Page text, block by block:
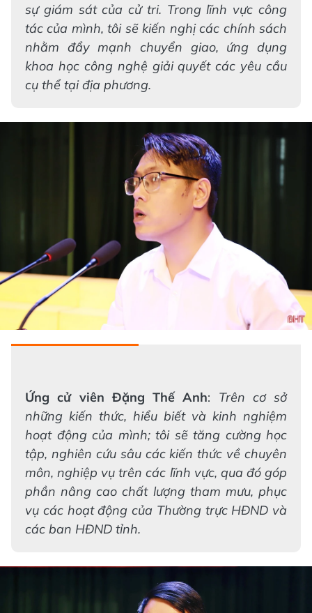
sự giám sát của cử tri. Trong lĩnh vực công
tác của mình, tôi sẽ kiến nghị các chính sách
nhằm đẩy mạnh chuyển giao, ứng dụng
khoa học công nghệ giải quyết các yêu cầu
cụ thể tại địa phương.
Ứng cử viên Đặng Thế Anh: Trên cơ sở
những kiến thức, hiểu biết và kinh nghiệm
hoạt động của mình; tôi sẽ tăng cường học
tập, nghiên cứu sâu các kiến thức về chuyên
môn, nghiệp vụ trên các lĩnh vực, qua đó góp
phần nâng cao chất lượng tham mưu, phục
vụ các hoạt động của Thường trực HĐND và
các ban HĐND tỉnh.